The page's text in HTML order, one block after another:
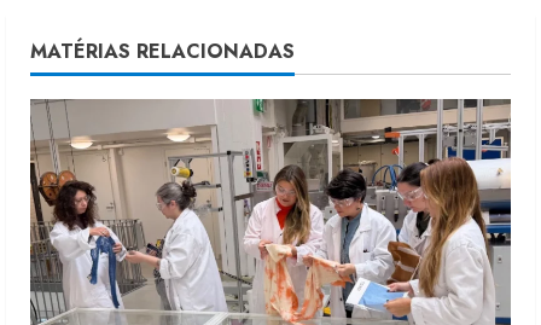
u
e
R
e
a
d
MATÉRIAS RELACIONADAS